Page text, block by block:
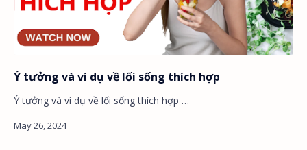
Ý tưởng và ví dụ về lối sống thích hợp
Ý tưởng và ví dụ về lối sống thích hợp …